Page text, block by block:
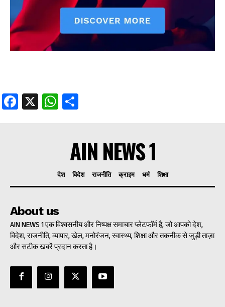
Facebook
X WhatsApp
AIN NEWS 1
देश विदेश राजनीति क्राइम धर्म शिक्षा
About us
AIN NEWS 1 एक विश्वसनीय और निष्पक्ष समाचार प्लेटफॉर्म है, जो आपको देश,
विदेश, राजनीति, व्यापार, खेल, मनोरंजन, स्वास्थ्य, शिक्षा और तकनीक से जुड़ी ताज़ा
और सटीक खबरें प्रदान करता है।